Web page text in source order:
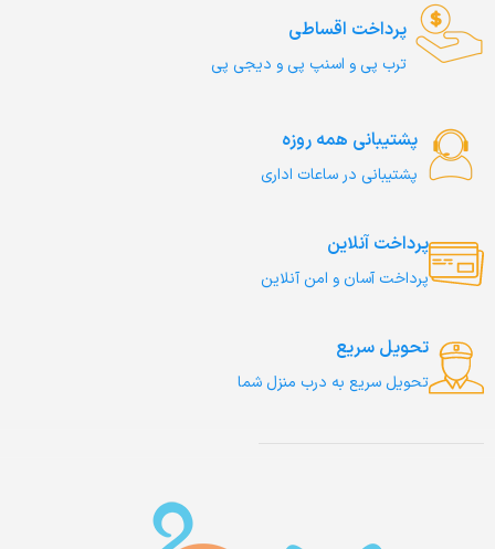
پرداخت اقساطی
ترب‌ پی و اسنپ پی و دیجی پی
پشتیبانی همه روزه
پشتیبانی در ساعات اداری
پرداخت آنلاین
پرداخت آسان و امن آنلاین
تحویل سریع
تحویل سریع به درب منزل شما